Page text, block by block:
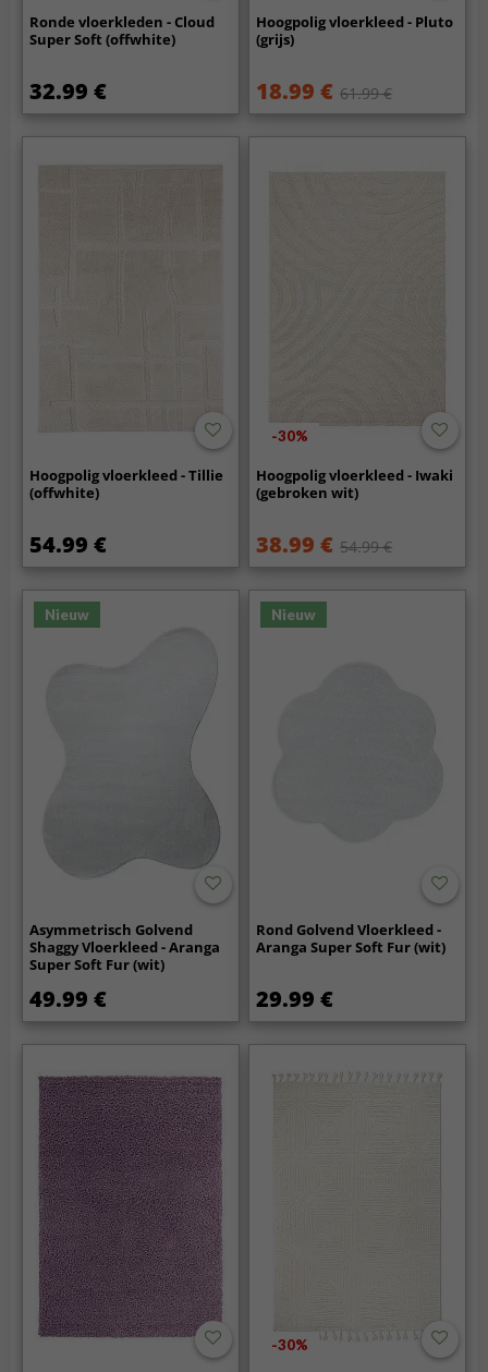
Ronde vloerkleden - Cloud
Super Soft (offwhite)
32.99 €
Hoogpolig vloerkleed - Pluto
(grijs)
18.99 € 61.99 €
Hoogpolig vloerkleed - Tillie
(offwhite)
54.99 €
-30%
Hoogpolig vloerkleed - Iwaki
(gebroken wit)
38.99 € 54.99 €
Nieuw
Asymmetrisch Golvend
Shaggy Vloerkleed - Aranga
Super Soft Fur (wit)
49.99 €
Nieuw
Rond Golvend Vloerkleed -
Aranga Super Soft Fur (wit)
29.99 €
-30%